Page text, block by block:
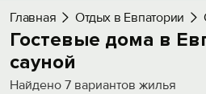
Добавить свой объект
Главная Отдых в Евпатории
Гостевые дома в
сауной
Найдено 7 вариантов жилья